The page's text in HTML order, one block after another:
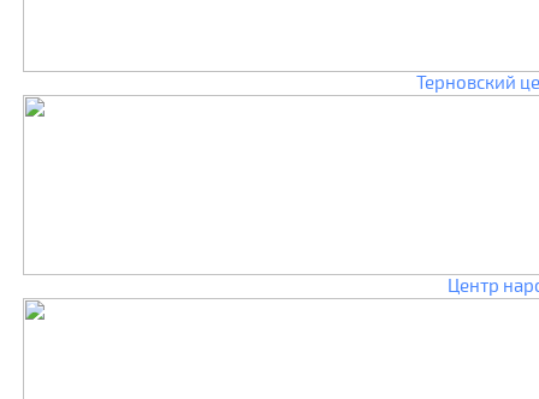
Терновский
Центр